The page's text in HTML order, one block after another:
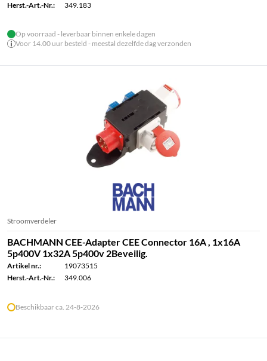
Herst.-Art.-Nr.:
349.183
Op voorraad - leverbaar binnen enkele dagen
Voor 14.00 uur besteld - meestal dezelfde dag verzonden
Stroomverdeler
BACHMANN CEE-Adapter CEE Connector 16A , 1x16A
5p400V 1x32A 5p400v 2Beveilig.
Artikel nr.:
19073515
Herst.-Art.-Nr.:
349.006
Beschikbaar ca. 24-8-2026